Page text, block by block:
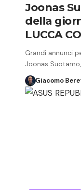
Joonas
della
LUCCA
Grandi annunci
Joonas
Giacomo